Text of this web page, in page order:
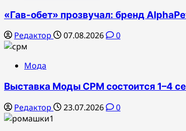
«Гав-обет» прозвучал: бренд
Редактор 07.08.2026 0
Мода
Выставка Моды CPM состоится 1–4
Редактор 23.07.2026 0